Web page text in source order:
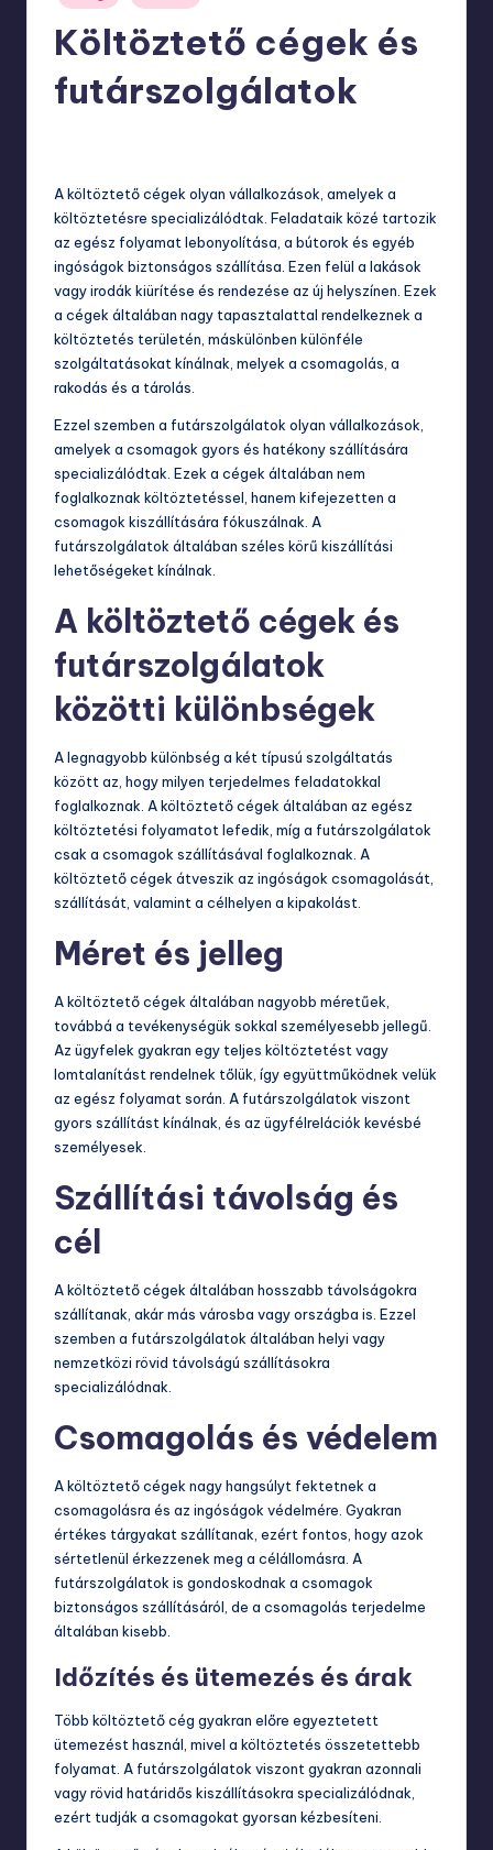
in
Költöztető cégek és
futárszolgálatok
A költöztető cégek olyan vállalkozások, amelyek a
költöztetésre specializálódtak. Feladataik közé tartozik
az egész folyamat lebonyolítása, a bútorok és egyéb
ingóságok biztonságos szállítása. Ezen felül a lakások
vagy irodák kiürítése és rendezése az új helyszínen. Ezek
a cégek általában nagy tapasztalattal rendelkeznek a
költöztetés területén, máskülönben különféle
szolgáltatásokat kínálnak, melyek a csomagolás, a
rakodás és a tárolás.
Ezzel szemben a futárszolgálatok olyan vállalkozások,
amelyek a csomagok gyors és hatékony szállítására
specializálódtak. Ezek a cégek általában nem
foglalkoznak költöztetéssel, hanem kifejezetten a
csomagok kiszállítására fókuszálnak. A
futárszolgálatok általában széles körű kiszállítási
lehetőségeket kínálnak.
A költöztető cégek és
futárszolgálatok
közötti különbségek
A legnagyobb különbség a két típusú szolgáltatás
között az, hogy milyen terjedelmes feladatokkal
foglalkoznak. A költöztető cégek általában az egész
költöztetési folyamatot lefedik, míg a futárszolgálatok
csak a csomagok szállításával foglalkoznak. A
költöztető cégek átveszik az ingóságok csomagolását,
szállítását, valamint a célhelyen a kipakolást.
Méret és jelleg
A költöztető cégek általában nagyobb méretűek,
továbbá a tevékenységük sokkal személyesebb jellegű.
Az ügyfelek gyakran egy teljes költöztetést vagy
lomtalanítást rendelnek tőlük, így együttműködnek velük
az egész folyamat során. A futárszolgálatok viszont
gyors szállítást kínálnak, és az ügyfélrelációk kevésbé
személyesek.
Szállítási távolság és
cél
A költöztető cégek általában hosszabb távolságokra
szállítanak, akár más városba vagy országba is. Ezzel
szemben a futárszolgálatok általában helyi vagy
nemzetközi rövid távolságú szállításokra
specializálódnak.
Csomagolás és védelem
A költöztető cégek nagy hangsúlyt fektetnek a
csomagolásra és az ingóságok védelmére. Gyakran
értékes tárgyakat szállítanak, ezért fontos, hogy azok
sértetlenül érkezzenek meg a célállomásra. A
futárszolgálatok is gondoskodnak a csomagok
biztonságos szállításáról, de a csomagolás terjedelme
általában kisebb.
Időzítés és ütemezés és árak
Több költöztető cég gyakran előre egyeztetett
ütemezést használ, mivel a költöztetés összetettebb
folyamat. A futárszolgálatok viszont gyakran azonnali
vagy rövid határidős kiszállításokra specializálódnak,
ezért tudják a csomagokat gyorsan kézbesíteni.